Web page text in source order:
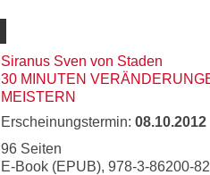
Siranus Sven von Staden
30 MINUTEN
MEISTERN
Erscheinungstermin: 08.10.2012
96 Seiten
E-Book (EPUB), 978-3-86200-